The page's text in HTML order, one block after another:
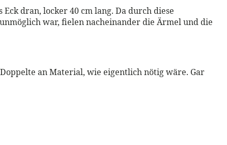
dran, locker 40 cm lang. Da durch diese
war, fielen nacheinander die Ärmel und die
an Material, wie eigentlich nötig wäre. Gar